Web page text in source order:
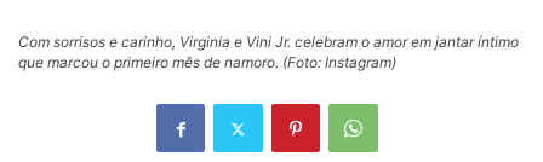
Com sorrisos e carinho, Virginia e Vini Jr. celebram o amor em jantar íntimo
que marcou o primeiro mês de namoro. (Foto: Instagram)